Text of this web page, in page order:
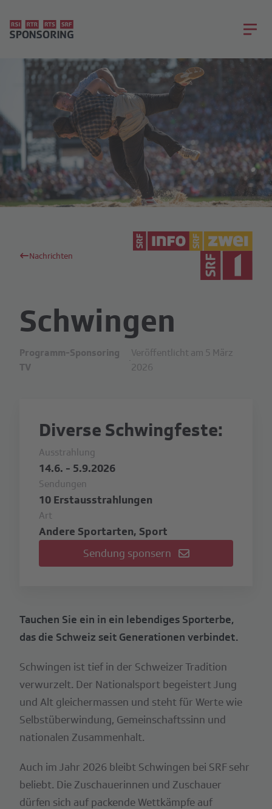
Nachrichten
Schwingen
Programm-Sponsoring
TV
·
Veröffentlicht am 5 März
2026
Diverse Schwingfeste:
Ausstrahlung
14.6. - 5.9.2026
Sendungen
10 Erstausstrahlungen
Art
Andere Sportarten, Sport
Sendung sponsern
Tauchen Sie ein in ein lebendiges Sporterbe,
das die Schweiz seit Generationen verbindet.
Schwingen ist tief in der Schweizer Tradition
verwurzelt. Der Nationalsport begeistert Jung
und Alt gleichermassen und steht für Werte wie
Selbstüberwindung, Gemeinschaftssinn und
nationalen Zusammenhalt.
Auch im Jahr 2026 bleibt Schwingen bei SRF sehr
beliebt. Die Zuschauerinnen und Zuschauer
dürfen sich auf packende Wettkämpfe auf